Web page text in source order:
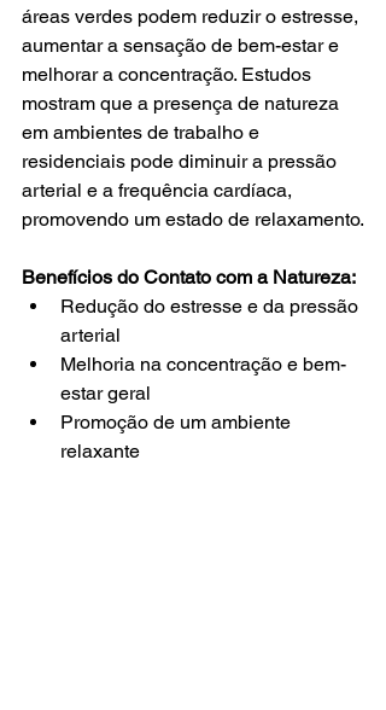
áreas verdes podem reduzir o estresse,
aumentar a sensação de bem-estar e
melhorar a concentração. Estudos
mostram que a presença de natureza
em ambientes de trabalho e
residenciais pode diminuir a pressão
arterial e a frequência cardíaca,
promovendo um estado de relaxamento.
Benefícios do Contato com a Natureza:
Redução do estresse e da pressão
arterial
Melhoria na concentração e bem-
estar geral
Promoção de um ambiente
relaxante